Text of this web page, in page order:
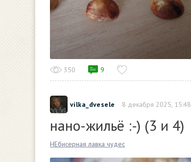
350 9
vilka_dvesele 8 декабря 2025, 15:48
нано-жильё :-) (3 и 4)
НЕбисерная лавка чудес